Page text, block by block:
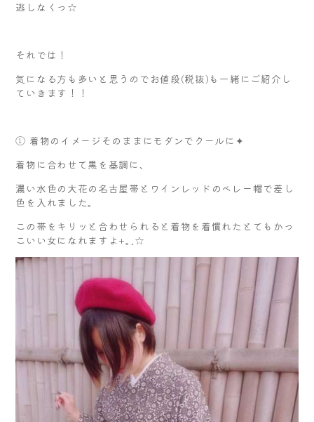
逃しなくっ☆
それでは！
気になる方も多いと思うのでお値段(税抜)も一緒にご紹介し
ていきます！！
① 着物のイメージそのままにモダンでクールに✦
着物に合わせて黒を基調に、
濃い水色の大花の名古屋帯とワインレッドのベレー帽で差し
色を入れました。
この帯をキリッと合わせられると着物を着慣れたとてもかっ
こいい女になれますよ+｡.☆